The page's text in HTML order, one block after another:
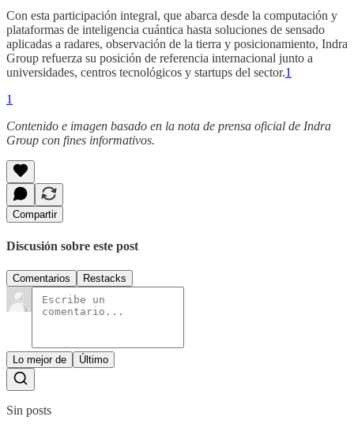
Con esta participación integral, que abarca desde la computación y
plataformas de inteligencia cuántica hasta soluciones de sensado
aplicadas a radares, observación de la tierra y posicionamiento, Indra
Group refuerza su posición de referencia internacional junto a
universidades, centros tecnológicos y startups del sector.1
1
Contenido e imagen basado en la nota de prensa oficial de Indra
Group con fines informativos.
Compartir
Discusión sobre este post
Comentarios Restacks
Lo mejor de Último
Sin posts